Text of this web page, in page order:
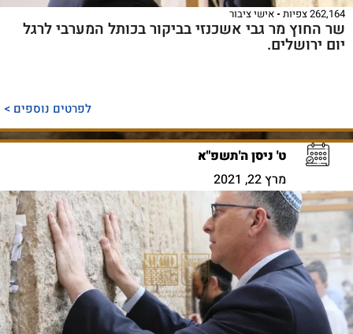
262,164 צפיות אישי ציבור
שר החוץ מר גבי אשכנזי בביקור בכותל המערבי לרגל
יום ירושלים.
לפרטים נוספים >
ט' ניסן ה'תשפ"א
מרץ 22, 2021